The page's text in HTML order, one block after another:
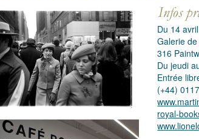
Du 14
Galerie
316
Du jeudi
Entrée
(+44)
royal-